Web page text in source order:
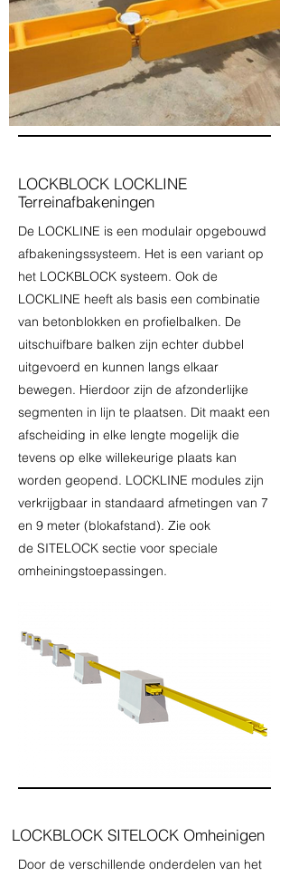
LOCKBLOCK LOCKLINE
Terreinafbakeningen
De LOCKLINE is een modulair opgebouwd
afbakeningssysteem. Het is een variant op
het LOCKBLOCK systeem. Ook de
LOCKLINE heeft als basis een combinatie
van betonblokken en profielbalken. De
uitschuifbare balken zijn echter dubbel
uitgevoerd en kunnen langs elkaar
bewegen. Hierdoor zijn de afzonderlijke
segmenten in lijn te plaatsen. Dit maakt een
afscheiding in elke lengte mogelijk die
tevens op elke willekeurige plaats kan
worden geopend. LOCKLINE modules zijn
verkrijgbaar in standaard afmetingen van 7
en 9 meter (blokafstand). Zie ook
de SITELOCK sectie voor speciale
omheiningstoepassingen.
LOCKBLOCK SITELOCK Omheinigen
Door de verschillende onderdelen van het